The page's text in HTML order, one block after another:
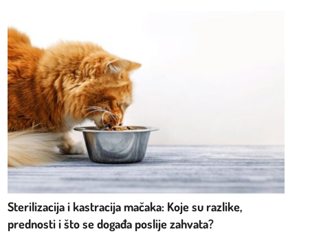
Sterilizacija i kastracija mačaka: Koje su razlike,
prednosti i što se događa poslije zahvata?